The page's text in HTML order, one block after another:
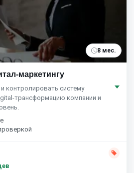
8 мес.
маркетингу
контролировать систему
трансформацию компании и